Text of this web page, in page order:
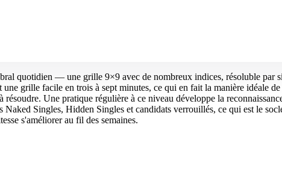
quotidien — une grille 9×9 avec de nombreux indices, résoluble par
grille facile en trois à sept minutes, ce qui en fait la manière idéale
Une pratique régulière à ce niveau développe la
Singles, Hidden Singles et candidats verrouillés, ce qui est le
s'améliorer au fil des semaines.